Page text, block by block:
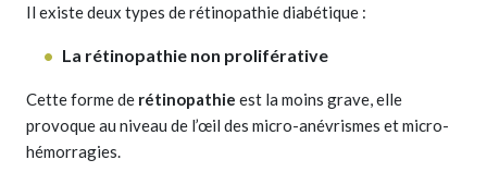
Il existe deux types de rétinopathie diabétique :
La rétinopathie non proliférative
Cette forme de rétinopathie est la moins grave, elle
provoque au niveau de l’œil des micro-anévrismes et micro-
hémorragies.